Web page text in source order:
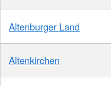
Altenburger Land
Altenkirchen